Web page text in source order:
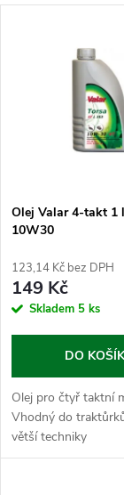
p
r
o
u
k
Abecedně
s
p
r
o
d
u
k
Olej Valar 4-takt 1
10W30
123,14 Kč bez DPH
149 Kč
Skladem 5 ks
DO
Olej pro čtyř taktní
Vhodný do
větší techniky